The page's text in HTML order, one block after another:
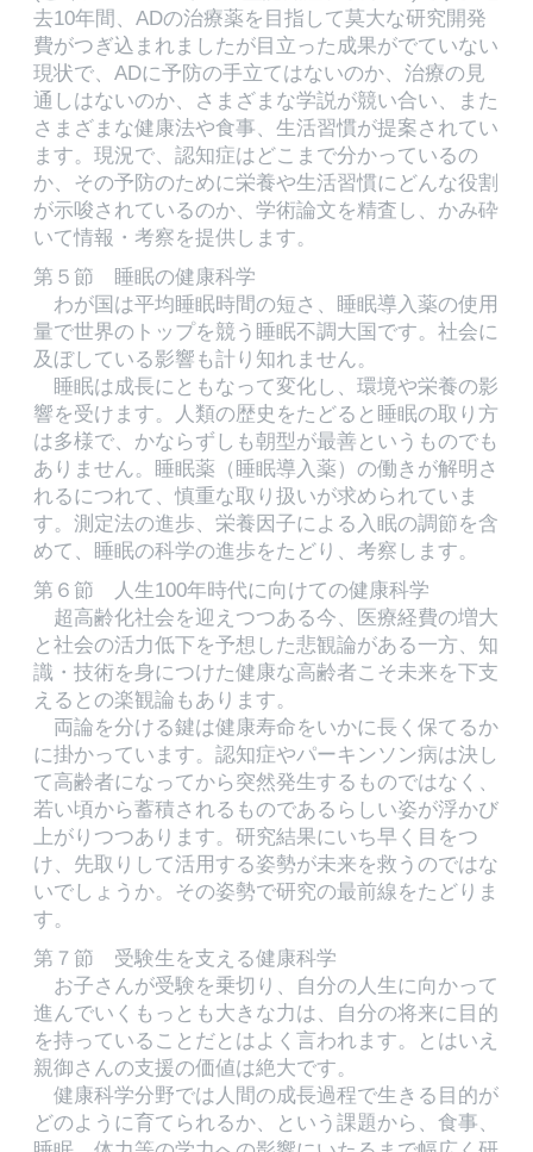
去10年間、ADの治療薬を目指して莫大な研究開発
費がつぎ込まれましたが目立った成果がでていない
現状で、ADに予防の手立てはないのか、治療の見
通しはないのか、さまざまな学説が競い合い、また
さまざまな健康法や食事、生活習慣が提案されてい
ます。現況で、認知症はどこまで分かっているの
か、その予防のために栄養や生活習慣にどんな役割
が示唆されているのか、学術論文を精査し、かみ砕
いて情報・考察を提供します。
第５節 睡眠の健康科学
わが国は平均睡眠時間の短さ、睡眠導入薬の使用
量で世界のトップを競う睡眠不調大国です。社会に
及ぼしている影響も計り知れません。
睡眠は成長にともなって変化し、環境や栄養の影
響を受けます。人類の歴史をたどると睡眠の取り方
は多様で、かならずしも朝型が最善というものでも
ありません。睡眠薬（睡眠導入薬）の働きが解明さ
れるにつれて、慎重な取り扱いが求められていま
す。測定法の進歩、栄養因子による入眠の調節を含
めて、睡眠の科学の進歩をたどり、考察します。
第６節 人生100年時代に向けての健康科学
超高齢化社会を迎えつつある今、医療経費の増大
と社会の活力低下を予想した悲観論がある一方、知
識・技術を身につけた健康な高齢者こそ未来を下支
えるとの楽観論もあります。
両論を分ける鍵は健康寿命をいかに長く保てるか
に掛かっています。認知症やパーキンソン病は決し
て高齢者になってから突然発生するものではなく、
若い頃から蓄積されるものであるらしい姿が浮かび
上がりつつあります。研究結果にいち早く目をつ
け、先取りして活用する姿勢が未来を救うのではな
いでしょうか。その姿勢で研究の最前線をたどりま
す。
第７節 受験生を支える健康科学
お子さんが受験を乗切り、自分の人生に向かって
進んでいくもっとも大きな力は、自分の将来に目的
を持っていることだとはよく言われます。とはいえ
親御さんの支援の価値は絶大です。
健康科学分野では人間の成長過程で生きる目的が
どのように育てられるか、という課題から、食事、